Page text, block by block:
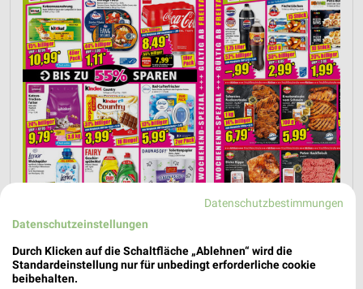
Nächste Filiale
Datenschutzbestimmungen
Datenschutzeinstellungen
Durch Klicken auf die Schaltfläche „Ablehnen“ wird die
Standardeinstellung nur für unbedingt erforderliche cookie
beibehalten.